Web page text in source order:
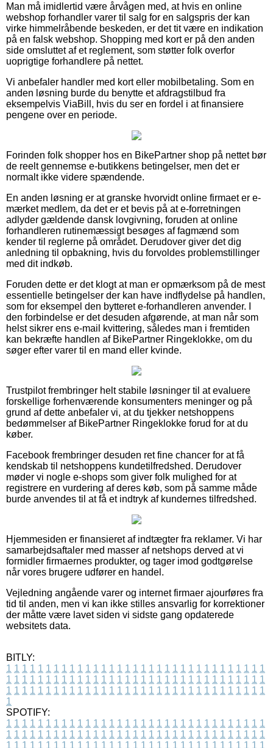
Man må imidlertid være årvågen med, at hvis en online
webshop forhandler varer til salg for en salgspris der kan
virke himmelråbende beskeden, er det tit være en indikation
på en falsk webshop. Shopping med kort er på den anden
side omsluttet af et reglement, som støtter folk overfor
uoprigtige forhandlere på nettet.
Vi anbefaler handler med kort eller mobilbetaling. Som en
anden løsning burde du benytte et afdragstilbud fra
eksempelvis ViaBill, hvis du ser en fordel i at finansiere
pengene over en periode.
Forinden folk shopper hos en BikePartner shop på nettet bør
de reelt gennemse e-butikkens betingelser, men det er
normalt ikke videre spændende.
En anden løsning er at granske hvorvidt online firmaet er e-
mærket medlem, da det er et bevis på at e-forretningen
adlyder gældende dansk lovgivning, foruden at online
forhandleren rutinemæssigt besøges af fagmænd som
kender til reglerne på området. Derudover giver det dig
anledning til opbakning, hvis du forvoldes problemstillinger
med dit indkøb.
Foruden dette er det klogt at man er opmærksom på de mest
essentielle betingelser der kan have indflydelse på handlen,
som for eksempel den bytteret e-forhandleren anvender. I
den forbindelse er det desuden afgørende, at man når som
helst sikrer ens e-mail kvittering, således man i fremtiden
kan bekræfte handlen af BikePartner Ringeklokke, om du
søger efter varer til en mand eller kvinde.
Trustpilot frembringer helt stabile løsninger til at evaluere
forskellige forhenværende konsumenters meninger og på
grund af dette anbefaler vi, at du tjekker netshoppens
bedømmelser af BikePartner Ringeklokke forud for at du
køber.
Facebook frembringer desuden ret fine chancer for at få
kendskab til netshoppens kundetilfredshed. Derudover
møder vi nogle e-shops som giver folk mulighed for at
registrere en vurdering af deres køb, som på samme måde
burde anvendes til at få et indtryk af kundernes tilfredshed.
Hjemmesiden er finansieret af indtægter fra reklamer. Vi har
samarbejdsaftaler med masser af netshops derved at vi
formidler firmaernes produkter, og tager imod godtgørelse
når vores brugere udfører en handel.
Vejledning angående varer og internet firmaer ajourføres fra
tid til anden, men vi kan ikke stilles ansvarlig for korrektioner
der måtte være lavet siden vi sidste gang opdaterede
websitets data.
BITLY:
1 1 1 1 1 1 1 1 1 1 1 1 1 1 1 1 1 1 1 1 1 1 1 1 1 1 1 1 1 1 1 1 1
1 1 1 1 1 1 1 1 1 1 1 1 1 1 1 1 1 1 1 1 1 1 1 1 1 1 1 1 1 1 1 1 1
1 1 1 1 1 1 1 1 1 1 1 1 1 1 1 1 1 1 1 1 1 1 1 1 1 1 1 1 1 1 1 1 1
1
SPOTIFY:
1 1 1 1 1 1 1 1 1 1 1 1 1 1 1 1 1 1 1 1 1 1 1 1 1 1 1 1 1 1 1 1 1
1 1 1 1 1 1 1 1 1 1 1 1 1 1 1 1 1 1 1 1 1 1 1 1 1 1 1 1 1 1 1 1 1
1 1 1 1 1 1 1 1 1 1 1 1 1 1 1 1 1 1 1 1 1 1 1 1 1 1 1 1 1 1 1 1 1